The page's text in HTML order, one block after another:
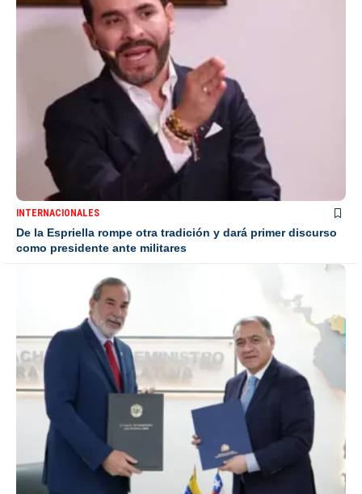
INTERNACIONALES
De la Espriella rompe otra tradición y dará primer discurso
como presidente ante militares